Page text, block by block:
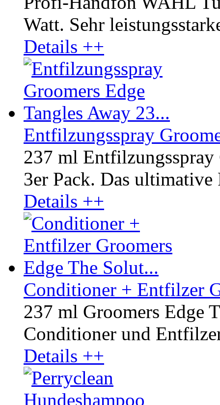
Watt. Sehr
Details ++
Entfilzungsspray
237 ml Entfilzungsspray
3er Pack. Das
Details ++
Conditioner + Entfilzer
237 ml Groomers Edge
Conditioner und
Details ++